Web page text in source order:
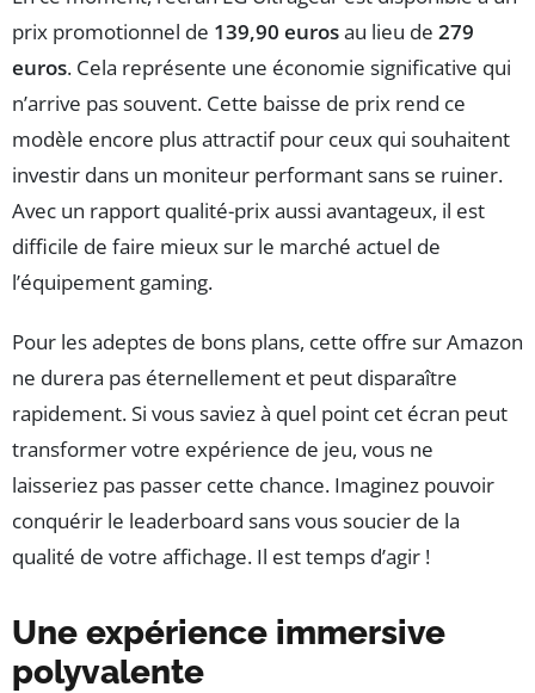
prix promotionnel de 139,90 eurosau lieu de 279
euros. Cela représente une économie significative qui
n’arrive pas souvent. Cette baisse de prix rend ce
modèle encore plus attractif pour ceux qui souhaitent
investir dans un moniteur performant sans se ruiner.
Avec un rapport qualité-prix aussi avantageux, il est
difficile de faire mieux sur le marché actuel de
l’équipement gaming.
Pour les adeptes de bons plans, cette offre sur Amazon
ne durera pas éternellement et peut disparaître
rapidement. Si vous saviez à quel point cet écran peut
transformer votre expérience de jeu, vous ne
laisseriez pas passer cette chance. Imaginez pouvoir
conquérir le leaderboard sans vous soucier de la
qualité de votre affichage. Il est temps d’agir !
Une expérience immersive
polyvalente